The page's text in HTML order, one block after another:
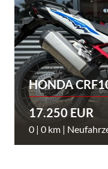
HONDA
17.250 EUR
0 | 0 km |